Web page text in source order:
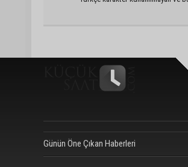
Günün Öne Çıkan Haberleri